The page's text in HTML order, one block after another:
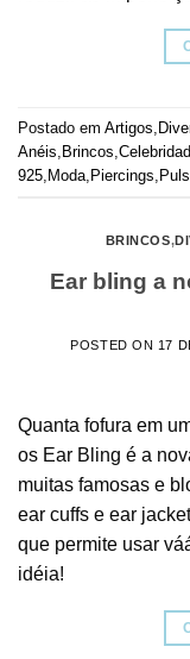
Postado em Artigos
Anéis Brincos
925 Moda Piercings
BRINCOS,
Ear bling a
POSTED ON 17
Quanta fofura em
os Ear Bling é a
muitas famosas e
ear cuffs e ear
que permite usar
idéia!